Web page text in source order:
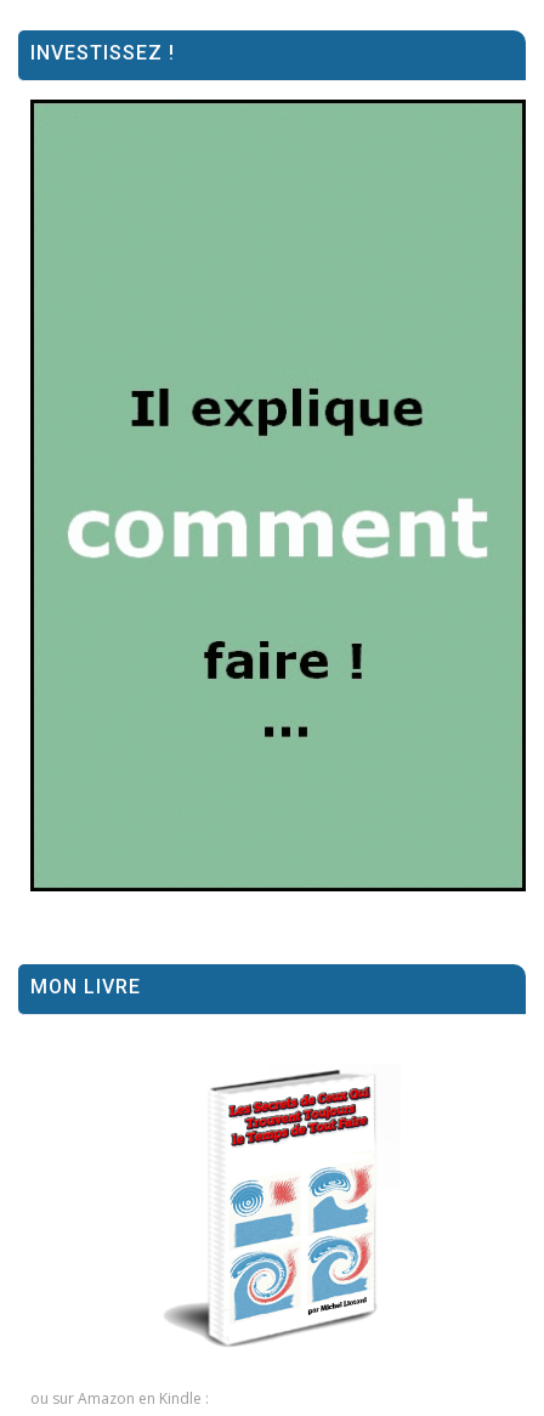
INVESTISSEZ !
MON LIVRE
ou sur Amazon en Kindle :